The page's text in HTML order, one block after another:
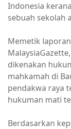
Indonesia
sebuah sekolah
Memetik
dikenakan
mahkamah di
pendakwa raya
hukuman mati
Berdasarkan